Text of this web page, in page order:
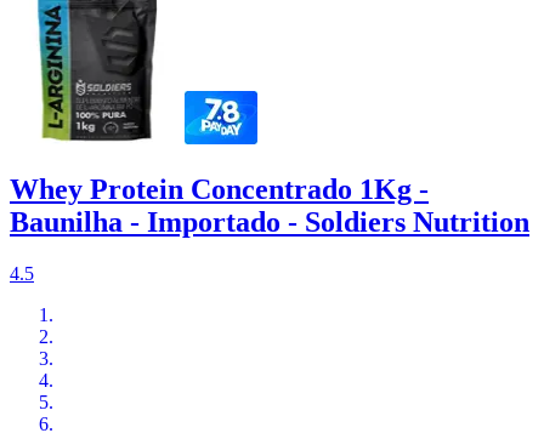
Whey Protein Concentrado 1Kg -
Baunilha - Importado - Soldiers Nutrition
4.5